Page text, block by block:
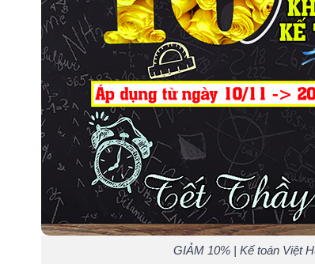
GIẢM 10% | Kế toán Việt